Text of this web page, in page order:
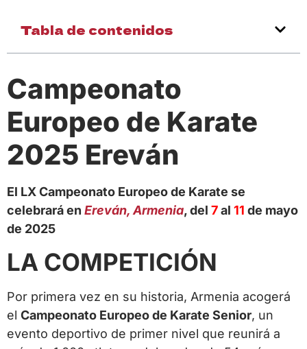
Tabla de contenidos
Campeonato
Europeo de Karate
2025 Ereván
El LX Campeonato Europeo de Karate se
celebrará en Ereván, Armenia, del 7al 11 de mayo
de 2025
LA COMPETICIÓN
Por primera vez en su historia, Armenia acogerá
el Campeonato Europeo de Karate Senior, un
evento deportivo de primer nivel que reunirá a